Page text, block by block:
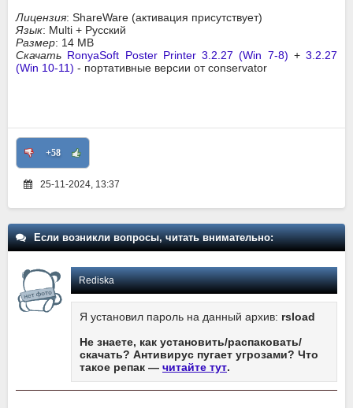
Лицензия: ShareWare (активация присутствует)
Язык: Multi + Русский
Размер: 14 MB
Скачать RonyaSoft Poster Printer 3.2.27 (Win 7-8) + 3.2.27
(Win 10-11) - портативные версии от conservator
+58
25-11-2024, 13:37
Если возникли вопросы, читать внимательно:
Rediska
Я установил пароль на данный архив: rsload
Не знаете, как установить/распаковать/
скачать? Антивирус пугает угрозами? Что
такое репак — читайте тут.